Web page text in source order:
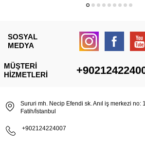
SOSYAL
MEDYA
MÜŞTERI
HIZMETLERI
Sururi mh. Necip Efendi sk. Anıl iş merkezi no:
Fatih/İstanbul
+902124224007